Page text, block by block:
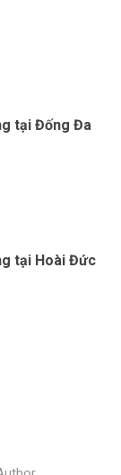
tại Đống Đa
tại Hoài Đức